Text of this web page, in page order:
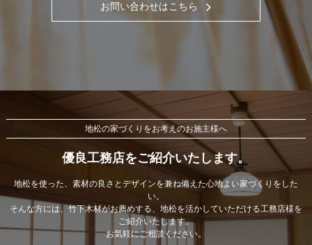
お問い合わせはこちら
地松の家づくりをお考えのお施主様へ
優良工務店をご紹介いたします。
地松を使った、素材の良さとデザインを兼ね備えた心地よい家づくりをした
い。
そんな方には、竹下木材がお薦めする、地松を活かしていただける工務店様を
ご紹介いたします。
お気軽にご相談ください。